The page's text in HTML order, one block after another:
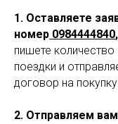
1. Оставляете
номер 0984444840
пишете количество
поездки и
договор на покупку
2. Отправляем